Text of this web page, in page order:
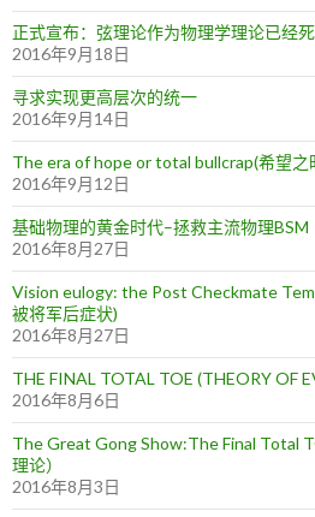
正式宣布：弦理论作为物理学理论已经
2016年9月18日
寻求实现更高层次的统一
2016年9月14日
The era of hope or total bullcrap(希望之
2016年9月12日
基础物理的黄金时代–拯救主流物理BSM
2016年8月27日
Vision eulogy: the Post Checkmate
被将军后症状)
2016年8月27日
THE FINAL TOTAL TOE (THEORY OF
2016年8月6日
The Great Gong Show:The Final Total
理论）
2016年8月3日